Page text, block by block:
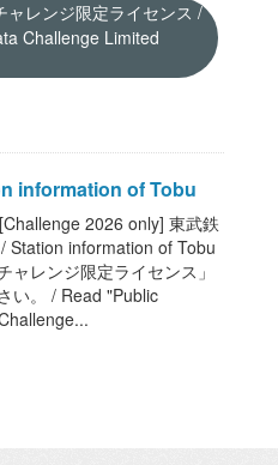
ャレンジ限定ライセンス /
Challenge Limited
information of Tobu
2026 only] 東武鉄
Station information of Tobu
ャレンジ限定ライセンス」
い。 / Read "Public